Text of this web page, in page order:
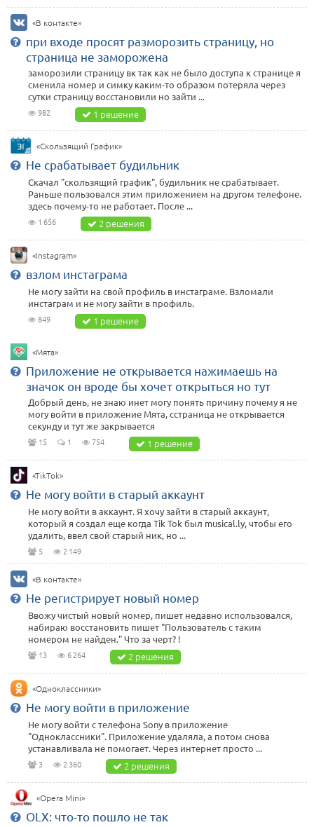
«В контакте»
при входе просят разморозить страницу, но
страница не заморожена
заморозили страницу вк так как не было доступа к странице я
сменила номер и симку каким-то образом потеряла через
сутки страницу восстановили но зайти ...
982 1 решение
«Скользящий График»
Не срабатывает будильник
Скачал "скользящий график", будильник не срабатывает.
Раньше пользовался этим приложением на другом телефоне.
здесь почему-то не работает. После ...
1 656 2 решения
«Instagram»
взлом инстаграма
Не могу зайти на свой профиль в инстаграме. Взломали
инстаграм и не могу зайти в профиль.
849 1 решение
«Мята»
Приложение не открывается нажимаешь на
значок он вроде бы хочет открыться но тут
Добрый день, не знаю инет могу понять причину почему я не
могу войти в приложение Мята, сстраница не открывается
секунду и тут же закрывается
15 1 754 1 решение
«TikTok»
Не могу войти в старый аккаунт
Не могу войти в аккаунт. Я хочу зайти в старый аккаунт,
который я создал еще когда Tik Tok был musical.ly, чтобы его
удалить, ввел свой старый ник, но ...
5 2 149
«В контакте»
Не регистрирует новый номер
Ввожу чистый новый номер, пишет недавно использовался,
набираю восстановить пишет "Пользователь с таким
номером не найден." Что за черт? !
13 6 264 2 решения
«Одноклассники»
Не могу войти в приложение
Не могу войти с телефона Sony в приложение
"Одноклассники". Приложение удаляла, а потом снова
устанавливала не помогает. Через интернет просто ...
3 2 360 2 решения
«Opera Mini»
OLX: что-то пошло не так